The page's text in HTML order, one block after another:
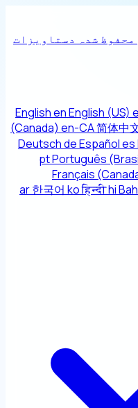
محفوظ شدہ دستاویزات
EnglishenEnglish (US)
(Canada) en-CA简体中
DeutschdeEspañoles
ptPortuguês
Français
ar한국어 koहिन्दीhi